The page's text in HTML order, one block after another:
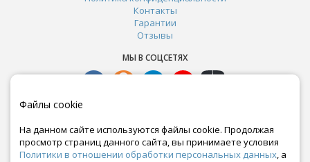
Контакты
Гарантии
Отзывы
МЫ В СОЦСЕТЯХ
Файлы cookie
На данном сайте используются файлы cookie. Продолжая
просмотр страниц данного сайта, вы принимаете условия
Политики в отношении обработки персональных данных, а